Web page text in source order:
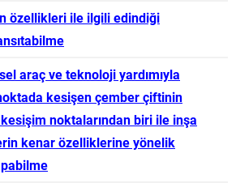
özellikleri ile ilgili edindiği
araç ve teknoloji yardımıyla
kesişen çember çiftinin
noktalarından biri ile inşa
kenar özelliklerine yönelik